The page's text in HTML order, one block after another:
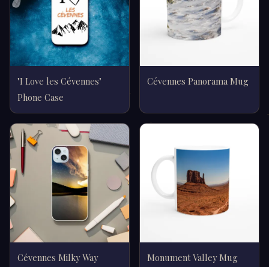
"I Love les Cévennes"
Phone Case
Cévennes Panorama Mug
Cévennes Milky Way
Monument Valley Mug